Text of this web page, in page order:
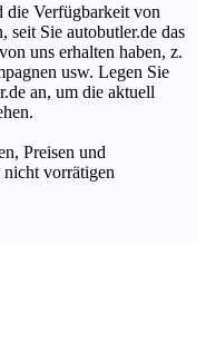
die Verfügbarkeit von
seit Sie autobutler.de das
uns erhalten haben, z.
usw. Legen Sie
an, um die aktuell
Preisen und
nicht vorrätigen